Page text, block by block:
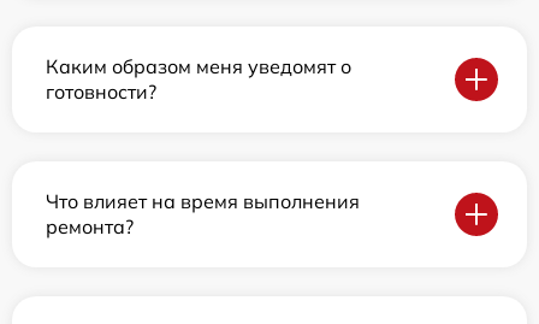
Каким образом меня уведомят о
готовности?
Что влияет на время выполнения
ремонта?